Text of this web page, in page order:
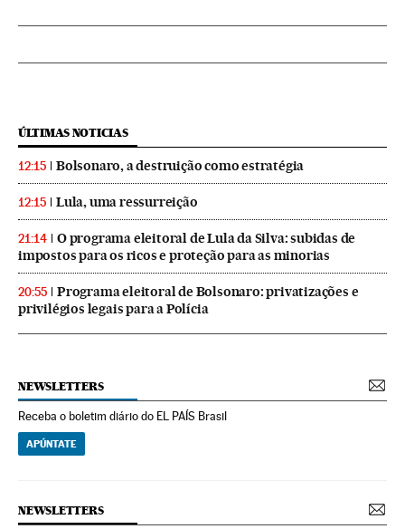
ÚLTIMAS NOTICIAS
12:15 Bolsonaro, a destruição como estratégia
12:15 Lula, uma ressurreição
21:14
O programa eleitoral de Lula da Silva: subidas de
impostos para os ricos e proteção para as minorias
20:55
Programa eleitoral de Bolsonaro: privatizações e
privilégios legais para a Polícia
NEWSLETTERS
Receba o boletim diário do EL PAÍS Brasil
APÚNTATE
NEWSLETTERS